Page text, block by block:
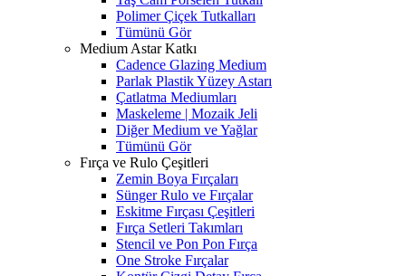
Polimer Çiçek Tutkalları
Tümünü Gör
Medium Astar Katkı
Cadence Glazing Medium
Parlak Plastik Yüzey Astarı
Çatlatma Mediumları
Maskeleme | Mozaik Jeli
Diğer Medium ve Yağlar
Tümünü Gör
Fırça ve Rulo Çeşitleri
Zemin Boya Fırçaları
Sünger Rulo ve Fırçalar
Eskitme Fırçası Çeşitleri
Fırça Setleri Takımları
Stencil ve Pon Pon Fırça
One Stroke Fırçalar